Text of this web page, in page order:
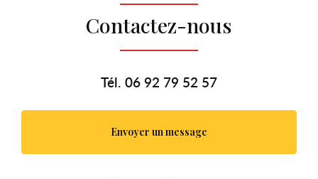
Contactez-nous
Tél. 06 92 79 52 57
Envoyer un message